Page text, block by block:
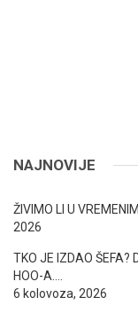
NAJNOVIJE
ŽIVIMO LI U
2026
TKO JE IZDAO ŠEFA?
HOO-A….
6 kolovoza, 2026